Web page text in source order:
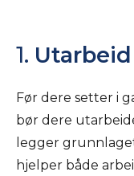
1.
Før dere setter i
bør dere
legger
hjelper både